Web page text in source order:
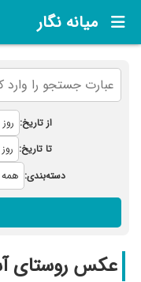
میانه نگار
از تاریخ:
تا تاریخ:
دسته‌بندی:
عکس روستای